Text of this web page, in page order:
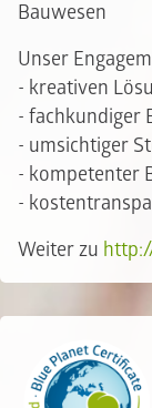
Bauwesen
Unser
- kreativen
- fachkundiger
- umsichtiger
- kompetenter
-
Weiter zu